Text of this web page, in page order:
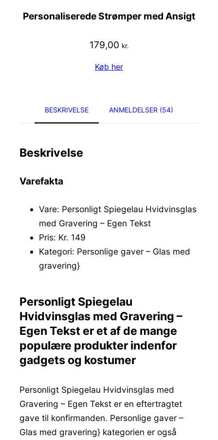
Personaliserede Strømper med Ansigt
179,00 kr.
Køb her
BESKRIVELSE ANMELDELSER (54)
Beskrivelse
Varefakta
Vare: Personligt Spiegelau Hvidvinsglas
med Gravering – Egen Tekst
Pris: Kr. 149
Kategori: Personlige gaver – Glas med
gravering}
Personligt Spiegelau
Hvidvinsglas med Gravering –
Egen Tekst er et af de mange
populære produkter indenfor
gadgets og kostumer
Personligt Spiegelau Hvidvinsglas med
Gravering – Egen Tekst er en eftertragtet
gave til konfirmanden. Personlige gaver –
Glas med gravering} kategorien er også